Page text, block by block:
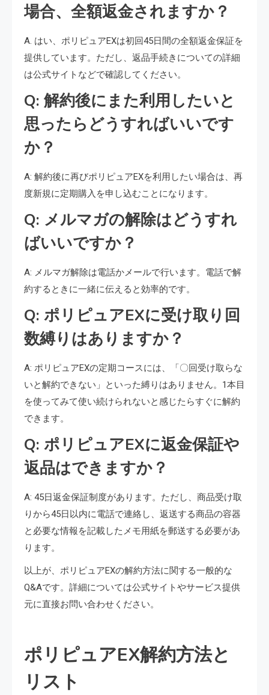
場合、全額返金されますか？
A. はい、ポリピュアEXは初回45日間の全額返金保証を
提供しています。ただし、返品手続きについての詳細
は公式サイトなどで確認してください。
Q: 解約後にまた利用したいと
思ったらどうすればいいです
か？
A: 解約後に再びポリピュアEXを利用したい場合は、再
度新規に定期購入を申し込むことになります。
Q: メルマガの解除はどうすれ
ばいいですか？
A: メルマガ解除は電話かメールで行います。電話で解
約するときに一緒に伝えると効率的です。
Q: ポリピュアEXに受け取り回
数縛りはありますか？
A: ポリピュアEXの定期コースには、「〇回受け取らな
いと解約できない」といった縛りはありません。1本目
を使ってみて使い続けられないと感じたらすぐに解約
できます。
Q: ポリピュアEXに返金保証や
返品はできますか？
A: 45日返金保証制度があります。ただし、商品受け取
りから45日以内に電話で連絡し、返送する商品の容器
と必要な情報を記載したメモ用紙を郵送する必要があ
ります。
以上が、ポリピュアEXの解約方法に関する一般的な
Q&Aです。詳細については公式サイトやサービス提供
元に直接お問い合わせください。
ポリピュアEX解約方法と
リスト